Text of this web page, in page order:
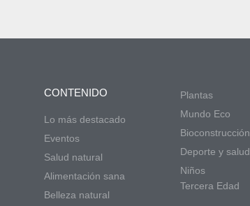
CONTENIDO
Lo más destacado
Eventos
Salud natural
Alimentación sana
Belleza natural
Plantas
Mundo Eco
Bioconstrucción
Deporte y salud
Niños
Tercera Edad